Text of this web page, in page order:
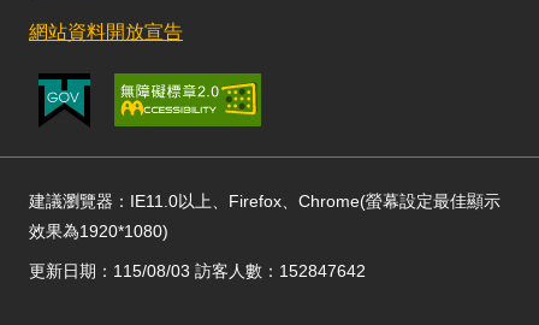
網站資料開放宣告
建議瀏覽器：IE11.0以上、Firefox、Chrome(螢幕設定最佳顯示
效果為1920*1080)
更新日期：115/08/03 訪客人數：152847642